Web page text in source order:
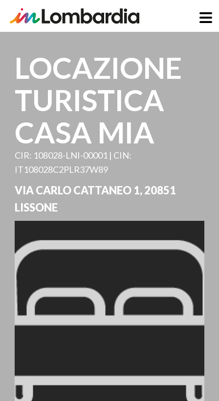
contentLOCAZIONE
TURISTICA
CASA MIA
CIR: 108028-LNI-00001 | CIN:
IT108028C2PLR37W89
VIA CARLO CATTANEO 1,20851
LISSONE